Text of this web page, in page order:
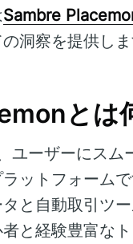
Sambre
洞察を提供しま
とは
ユーザーにスム
ットフォーム
と自動取引ツ
と経験豊富な